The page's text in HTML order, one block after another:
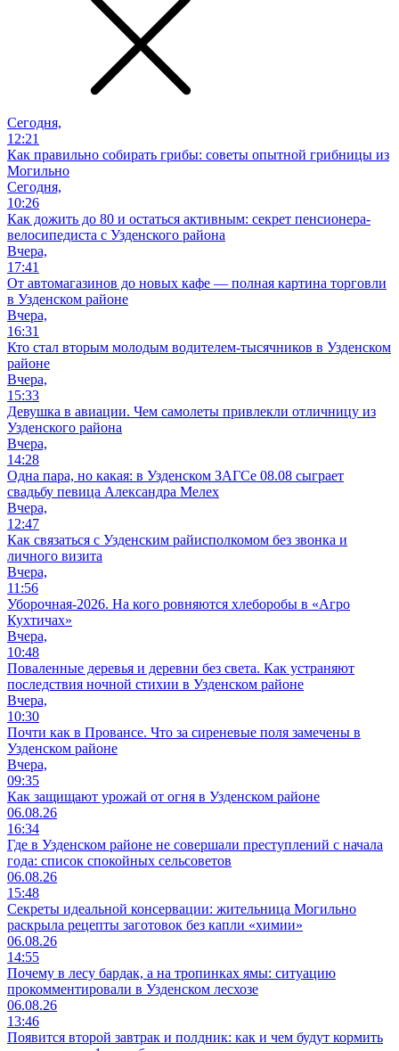
Сегодня,
12:21
Как правильно собирать грибы: советы опытной грибницы из
Могильно
Сегодня,
10:26
Как дожить до 80 и остаться активным: секрет пенсионера-
велосипедиста с Узденского района
Вчера,
17:41
От автомагазинов до новых кафе — полная картина торговли
в Узденском районе
Вчера,
16:31
Кто стал вторым молодым водителем-тысячников в Узденском
районе
Вчера,
15:33
Девушка в авиации. Чем самолеты привлекли отличницу из
Узденского района
Вчера,
14:28
Одна пара, но какая: в Узденском ЗАГСе 08.08 сыграет
свадьбу певица Александра Мелех
Вчера,
12:47
Как связаться с Узденским райисполкомом без звонка и
личного визита
Вчера,
11:56
Уборочная-2026. На кого ровняются хлеборобы в «Агро
Кухтичах»
Вчера,
10:48
Поваленные деревья и деревни без света. Как устраняют
последствия ночной стихии в Узденском районе
Вчера,
10:30
Почти как в Провансе. Что за сиреневые поля замечены в
Узденском районе
Вчера,
09:35
Как защищают урожай от огня в Узденском районе
06.08.26
16:34
Где в Узденском районе не совершали преступлений с начала
года: список спокойных сельсоветов
06.08.26
15:48
Секреты идеальной консервации: жительница Могильно
раскрыла рецепты заготовок без капли «химии»
06.08.26
14:55
Почему в лесу бардак, а на тропинках ямы: ситуацию
прокомментировали в Узденском лесхозе
06.08.26
13:46
Появится второй завтрак и полдник: как и чем будут кормить